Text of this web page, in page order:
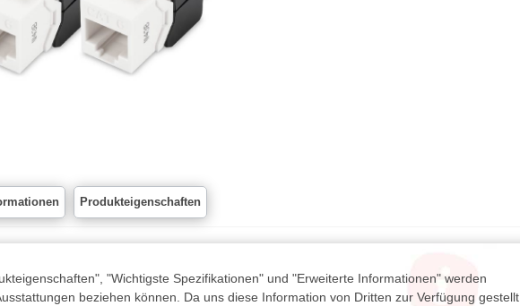
Produkteigenschaften
"Wichtigste Spezifikationen" und "Erweiterte Informationen" werden
beziehen können. Da uns diese Information von Dritten zur Verfügung gestellt